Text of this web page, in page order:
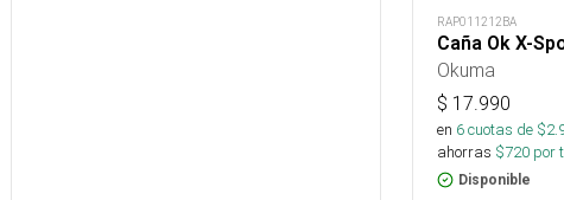
RAP011212BA
Caña Ok X-
Okuma
$ 17.990
en 6cuotas de $
ahorras $720 por
Disponible